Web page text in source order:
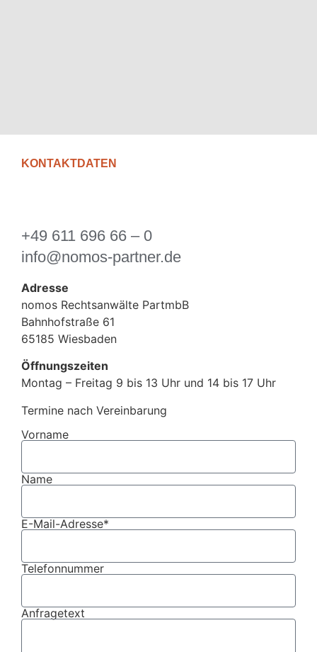
KONTAKTDATEN
+49 611 696 66 – 0
info@nomos-partner.de
Adresse
nomos Rechtsanwälte PartmbB
Bahnhofstraße 61
65185 Wiesbaden
Öffnungszeiten
Montag – Freitag 9 bis 13 Uhr und 14 bis 17 Uhr
Termine nach Vereinbarung
Vorname
Name
E-Mail-Adresse*
Telefonnummer
Anfragetext